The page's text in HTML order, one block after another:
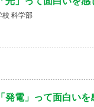
校 科学部
発電」って面白いを